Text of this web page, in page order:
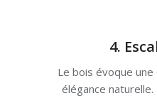
4.
Le bois évoque
élégance